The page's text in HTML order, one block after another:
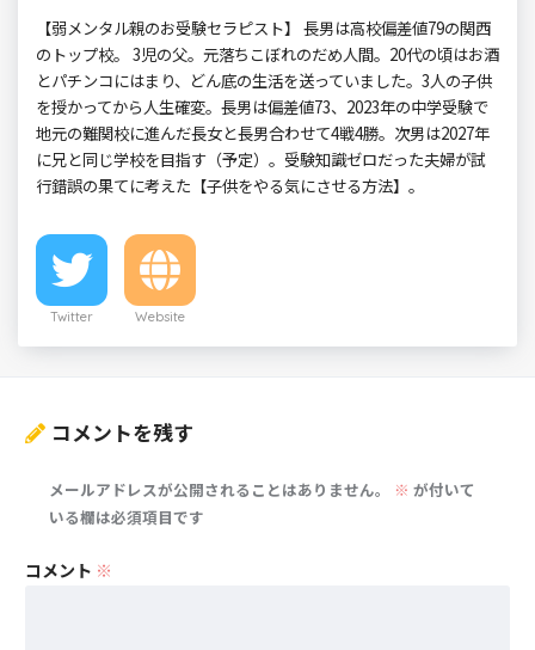
【弱メンタル親のお受験セラピスト】 長男は高校偏差値79の関西
のトップ校。 3児の父。元落ちこぼれのだめ人間。20代の頃はお酒
とパチンコにはまり、どん底の生活を送っていました。3人の子供
を授かってから人生確変。長男は偏差値73、2023年の中学受験で
地元の難関校に進んだ長女と長男合わせて4戦4勝。次男は2027年
に兄と同じ学校を目指す（予定）。受験知識ゼロだった夫婦が試
行錯誤の果てに考えた【子供をやる気にさせる方法】。
Twitter Website
コメントを残す
メールアドレスが公開されることはありません。 ※ が付いて
いる欄は必須項目です
コメント ※